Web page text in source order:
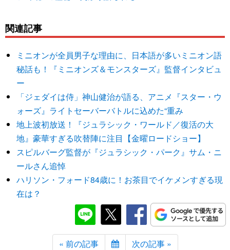
関連記事
ミニオンが全員男子な理由に、日本語が多いミニオン語
秘話も！『ミニオンズ＆モンスターズ』監督インタビュ
ー
「ジェダイは侍」神山健治が語る、アニメ『スター・ウ
ォーズ』ライトセーバーバトルに込めた“重み
地上波初放送！『ジュラシック・ワールド／復活の大
地』豪華すぎる吹替陣に注目【金曜ロードショー】
スピルバーグ監督が『ジュラシック・パーク』サム・ニ
ールさん追悼
ハリソン・フォード84歳に！お茶目でイケメンすぎる現
在は？
« 前の記事 次の記事 »